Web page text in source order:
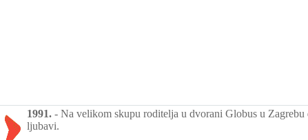
1991. - Na velikom skupu roditelja u dvorani Globus u
ljubavi.